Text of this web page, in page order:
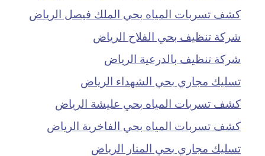
كشف تسربات المياه بحي الملك فيصل الرياض
شركة تنظيف بحي الفلاح الرياض
شركة تنظيف بالدرعية الرياض
تسليك مجاري بحي الشهداء الرياض
كشف تسربات المياه بحي عليشة الرياض
كشف تسربات المياه بحي الفاخرية الرياض
تسليك مجاري بحي المنار الرياض